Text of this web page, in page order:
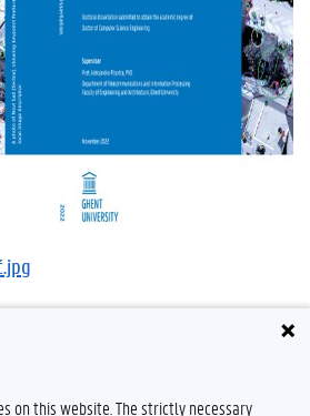
on this website. The strictly necessary